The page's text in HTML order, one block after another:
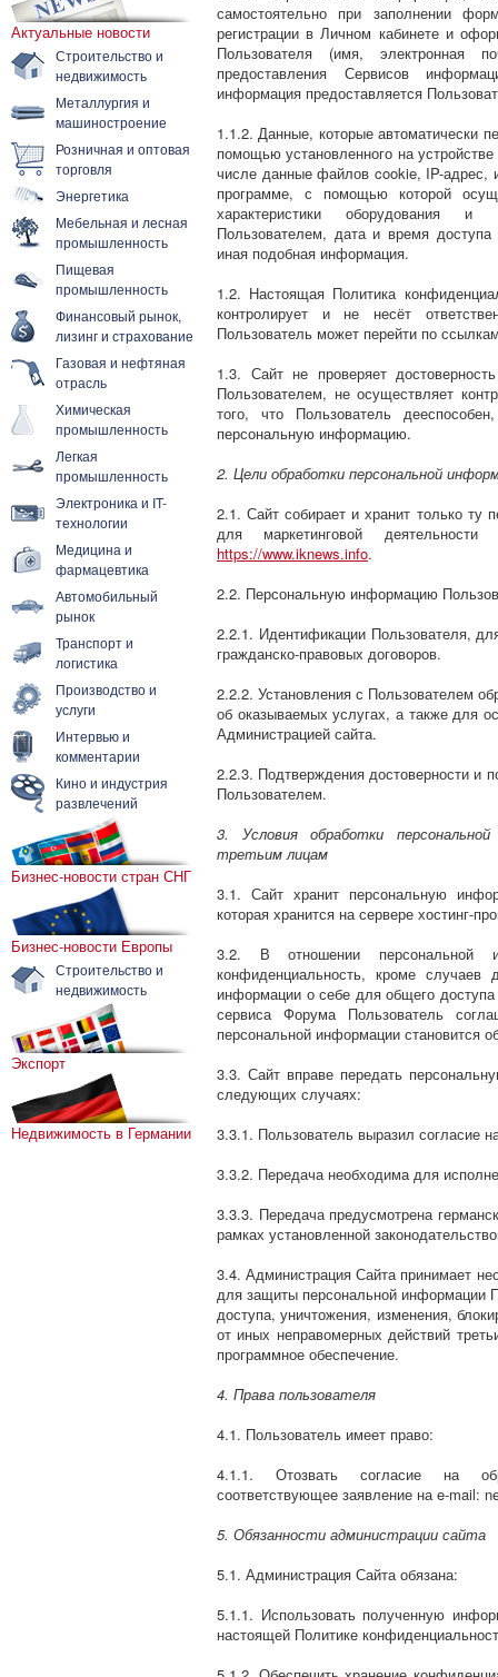
Актуальные новости
Строительство и
недвижимость
Металлургия и
машиностроение
Розничная и оптовая
торговля
Энергетика
Мебельная и лесная
промышленность
Пищевая
промышленность
Финансовый рынок,
лизинг и страхование
Газовая и нефтяная
отрасль
Химическая
промышленность
Легкая
промышленность
Электроника и IT-
технологии
Медицина и
фармацевтика
Автомобильный
рынок
Транспорт и
логистика
Производство и
услуги
Интервью и
комментарии
Кино и индустрия
развлечений
Бизнес-новости стран СНГ
Бизнес-новости Европы
Строительство и
недвижимость
Экспорт
Недвижимость в Германии
самостоятельно при заполнении
регистрации в Личном кабинете и
Пользователя (имя, электронная
предоставления Сервисов
информация предоставляется
1.1.2. Данные, которые автоматически
помощью установленного на
числе данные файлов cookie, IP-адрес,
программе, с помощью которой
характеристики оборудования и
Пользователем, дата и время
иная подобная информация.
1.2. Настоящая Политика
контролирует и не несёт
Пользователь может перейти по
1.3. Сайт не проверяет
Пользователем, не осуществляет
того, что Пользователь
персональную информацию.
2. Цели обработки персональной
2.1. Сайт собирает и хранит только ту
для маркетинговой
https://www.iknews.info.
2.2. Персональную информацию
2.2.1. Идентификации Пользователя,
гражданско-правовых договоров.
2.2.2. Установления с Пользователем
об оказываемых услугах, а также для
Администрацией сайта.
2.2.3. Подтверждения достоверности и
Пользователем.
3. Условия обработки
третьим лицам
3.1. Сайт хранит персональную
которая хранится на сервере хостинг-
3.2. В отношении персональной
конфиденциальность, кроме случаев
информации о себе для общего
сервиса Форума Пользователь
персональной информации становится
3.3. Сайт вправе передать
следующих случаях:
3.3.1. Пользователь выразил согласие
3.3.2. Передача необходима для
3.3.3. Передача предусмотрена
рамках установленной
3.4. Администрация Сайта принимает
для защиты персональной информации
доступа, уничтожения, изменения,
от иных неправомерных действий
программное обеспечение.
4. Права пользователя
4.1. Пользователь имеет право:
4.1.1. Отозвать согласие на
соответствующее заявление на e-mail:
5. Обязанности администрации сайта
5.1. Администрация Сайта обязана:
5.1.1. Использовать полученную
настоящей Политике